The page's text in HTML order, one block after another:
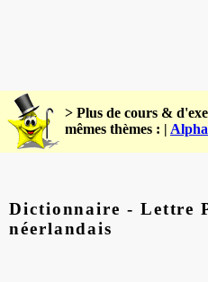
> Plus de cours &
mêmes thèmes : |
Dictionnaire - Lettre
néerlandais